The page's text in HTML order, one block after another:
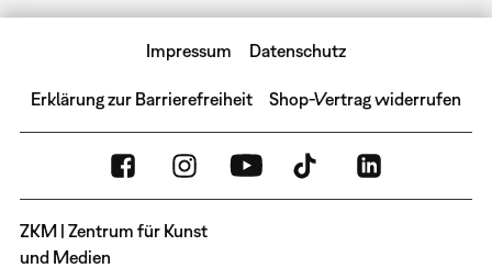
Impressum Datenschutz
Erklärung zur Barrierefreiheit Shop-Vertrag widerrufen
ZKM | Zentrum für Kunst
und Medien